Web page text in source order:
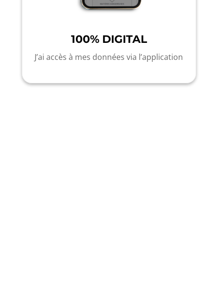
100% DIGITAL
J’ai accès à mes données via l’application